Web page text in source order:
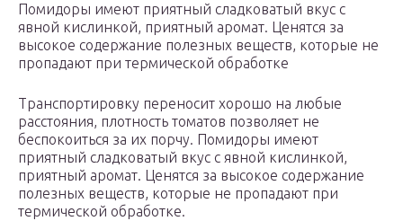
Помидоры имеют приятный сладковатый вкус с
явной кислинкой, приятный аромат. Ценятся за
высокое содержание полезных веществ, которые не
пропадают при термической обработке
Транспортировку переносит хорошо на любые
расстояния, плотность томатов позволяет не
беспокоиться за их порчу. Помидоры имеют
приятный сладковатый вкус с явной кислинкой,
приятный аромат. Ценятся за высокое содержание
полезных веществ, которые не пропадают при
термической обработке.